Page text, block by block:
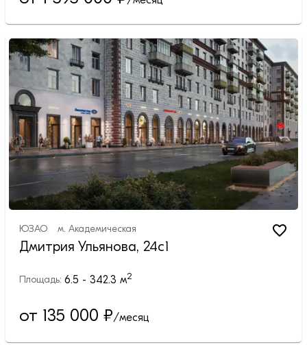
ЮЗАО м. Академическая
Дмитрия Ульянова, 24с1
Площадь: 6.5 - 342.3 м2
от 135 000 ₽/месяц